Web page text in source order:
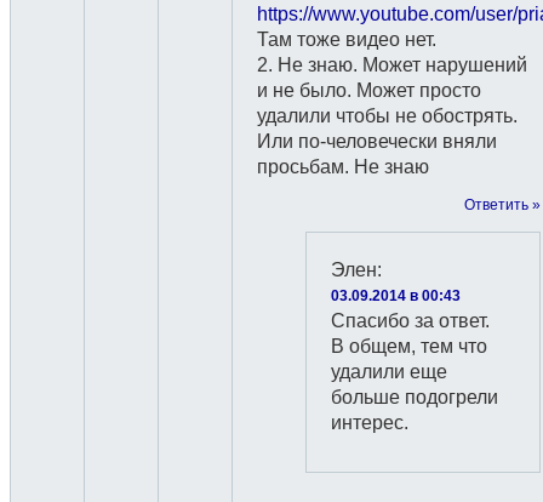
https://www.youtube.com/user/
Там тоже видео нет.
2. Не знаю. Может нарушений
и не было. Может просто
удалили чтобы не обострять.
Или по-человечески вняли
просьбам. Не знаю
Ответить »
Элен:
03.09.2014 в 00:43
Спасибо за ответ.
В общем, тем что
удалили еще
больше подогрели
интерес.